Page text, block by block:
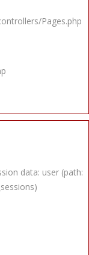
Pages.php
data: user (path: